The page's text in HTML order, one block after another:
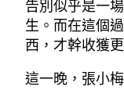
告別似乎是一
生。而在這個
西，才幹收獲更
這一晚，張小